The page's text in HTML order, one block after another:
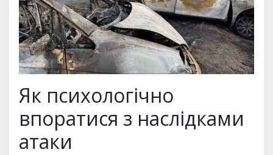
Як психологічно
впоратися з наслідками
атаки